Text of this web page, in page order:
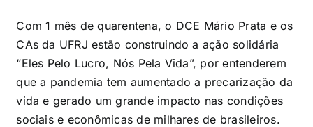
Com 1 mês de quarentena, o DCE Mário Prata e os
CAs da UFRJ estão construindo a ação solidária
“Eles Pelo Lucro, Nós Pela Vida”, por entenderem
que a pandemia tem aumentado a precarização da
vida e gerado um grande impacto nas condições
sociais e econômicas de milhares de brasileiros.